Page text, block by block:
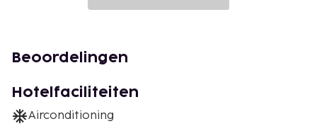
Beoordelingen
Hotelfaciliteiten
Airconditioning